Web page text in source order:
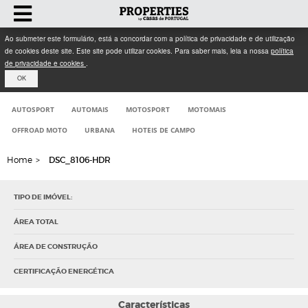
Ao submeter este formulário, está a concordar com a política de privacidade e de utilização
de cookies deste site. Este site pode utilizar cookies. Para saber mais, leia a nossa política
de privacidade e cookies .
OK
AUTOSPORT AUTOMAIS MOTOSPORT MOTOMAIS
OFFROAD MOTO URBANA HOTEIS DE CAMPO
Home > DSC_8106-HDR
TIPO DE IMÓVEL:
ÁREA TOTAL
ÁREA DE CONSTRUÇÃO
CERTIFICAÇÃO ENERGÉTICA
Características